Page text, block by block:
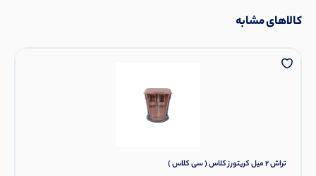
کالاهای مشابه
تراش 2 میل کریتورز کلاس ( سی کلاس )